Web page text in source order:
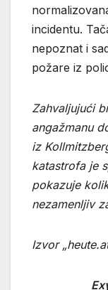
incidentu.
nepoznat i
požare iz
Zahvaljujući
angažmanu
iz
katastrofa je
pokazuje
nezamenljiv
Izvor